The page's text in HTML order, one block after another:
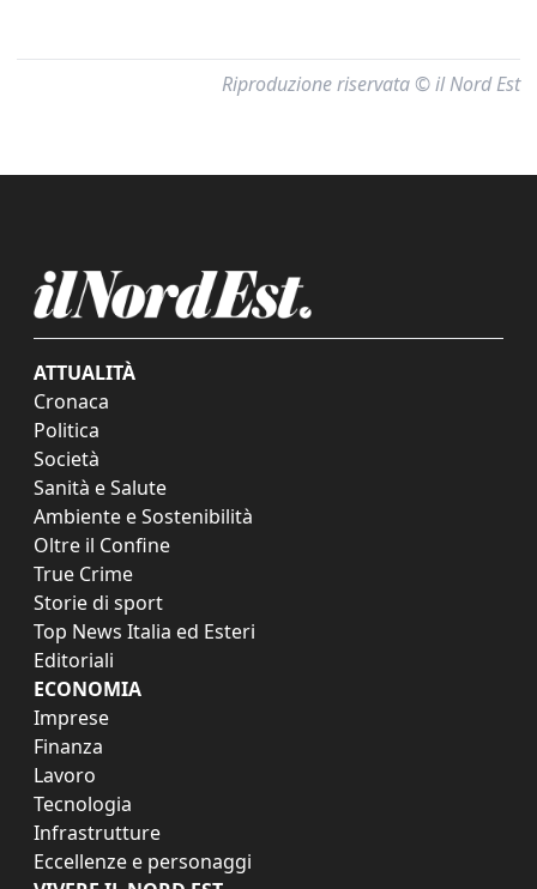
Riproduzione riservata © il Nord Est
ATTUALITÀ
Cronaca
Politica
Società
Sanità e Salute
Ambiente e Sostenibilità
Oltre il Confine
True Crime
Storie di sport
Top News Italia ed Esteri
Editoriali
ECONOMIA
Imprese
Finanza
Lavoro
Tecnologia
Infrastrutture
Eccellenze e personaggi